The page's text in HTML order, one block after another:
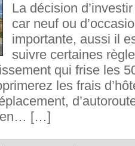
La décision
car neuf ou
importante, aussi il
suivre certaines
qui frise les
les frais
[…]